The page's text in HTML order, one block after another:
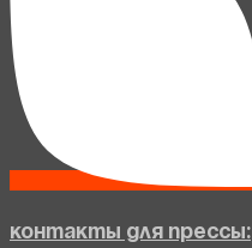
Контакты для прессы: